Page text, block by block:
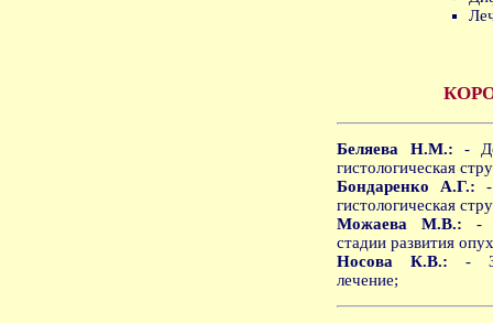
Беляева Н.М.: -
гистологическая
Бондаренко А.Г.: -
гистологическая
Можаева М.В.: -
стадии развития
Носова К.В.: -
лечение;